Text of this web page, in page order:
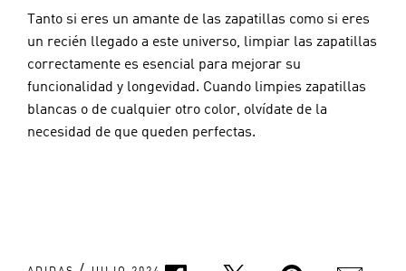
Tanto si eres un amante de las zapatillas como si eres
un recién llegado a este universo, limpiar las zapatillas
correctamente es esencial para mejorar su
funcionalidad y longevidad. Cuando limpies zapatillas
blancas o de cualquier otro color, olvídate de la
necesidad de que queden perfectas.